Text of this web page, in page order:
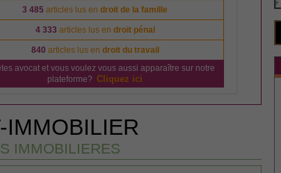
3 485 articles lus endroit de la famille
4 333 articles lus en droit pénal
840 articles lus en droit du travail
avocat et vous voulez vous aussi apparaître sur notre
plateforme? Cliquez ici
IMMOBILIER
IMMOBILIERES